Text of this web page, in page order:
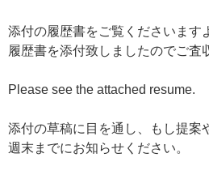
添付の履歴書をご覧くださいます
履歴書を添付致しましたのでご査
Please see the attached resume.
添付の草稿に目を通し、もし提案
週末までにお知らせください。